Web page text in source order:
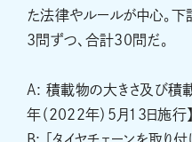
た法律やルールが中心。
3問ずつ、合計30問だ。
A: 積載物の大きさ及び積
年（2022年）5月13日施行】